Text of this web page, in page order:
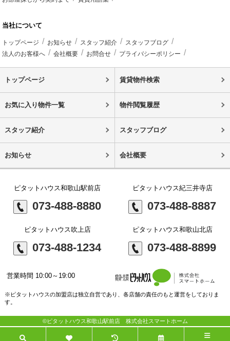
当社について
トップページ お知らせ スタッフ紹介
スタッフブログ
法人のお客様へ
会社概要 お問合せ プライバシーポリシー
トップページ 賃貸物件検索
お気に入り物件一覧 物件閲覧履歴
スタッフ紹介 スタッフブログ
お知らせ 会社概要
ピタットハウス和歌山駅前店
073-488-8880
ピタットハウス紀三井寺店
073-488-8887
ピタットハウス吹上店
073-488-1234
ピタットハウス和歌山北店
073-488-8899
営業時間 10:00～19:00
※ピタットハウスの加盟店は独立自営であり、各店舗の責任のもと運営をしておりま
す。
©ピタットハウス和歌山駅前店 株式会社スマートホーム